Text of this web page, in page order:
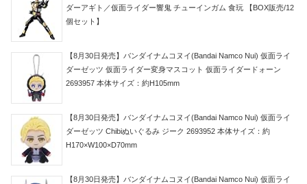
ダーアギト／仮面ライダー響鬼 チューインガム 食玩 【BOX販売/12
個セット】
【8月30日発売】バンダイナムコヌイ(Bandai Namco Nui) 仮面ライ
ダーゼッツ 仮面ライダー変身マスコット 仮面ライダードォーン
2693957 本体サイズ：約H105mm
【8月30日発売】バンダイナムコヌイ(Bandai Namco Nui) 仮面ライ
ダーゼッツ Chibiぬいぐるみ ジーク 2693952 本体サイズ：約
H170×W100×D70mm
【8月30日発売】バンダイナムコヌイ(Bandai Namco Nui) 仮面ライ